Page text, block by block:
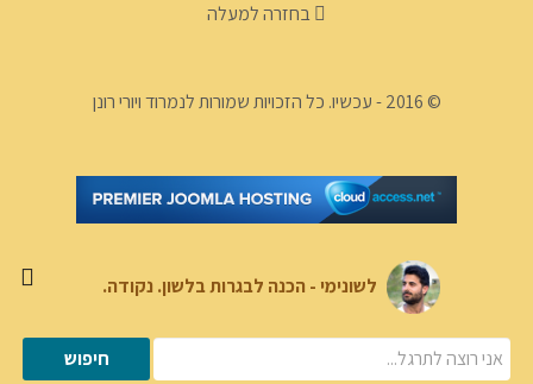
בחזרה למעלה
© 2016 - עכשיו. כל הזכויות שמורות לנמרוד ויורי רונן
לשונימי - הכנה לבגרות בלשון. נקודה.